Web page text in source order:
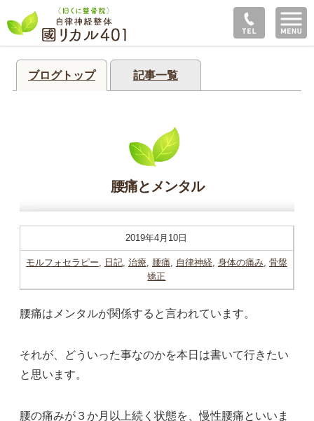
ブログトップ 記事一覧
腰痛とメンタル
2019年4月10日
モルフォセラピー, 日記, 治療, 腰痛, 自律神経, 身体の痛み, 骨盤
矯正
腰痛はメンタルが関係すると言われています。
それが、どういった事なのかを本日は書いて行きたい
と思います。
腰の痛みが３か月以上続く状態を、慢性腰痛といいま